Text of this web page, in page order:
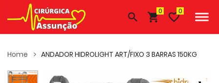
0
Home ANDADOR HIDROLIGHT ART/FIXO 3 BARRAS 150KG